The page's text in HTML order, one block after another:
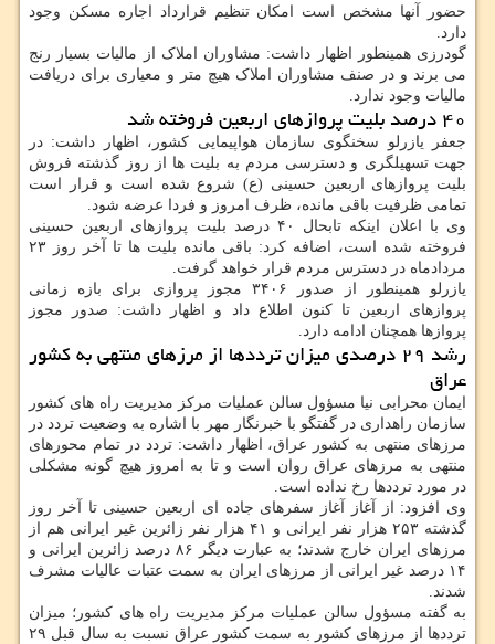
حضور آنها مشخص است امکان تنظیم قرارداد اجاره مسکن وجود
دارد.
گودرزی همینطور اظهار داشت: مشاوران املاک از مالیات بسیار رنج
می برند و در صنف مشاوران املاک هیچ متر و معیاری برای دریافت
مالیات وجود ندارد.
۴۰ درصد بلیت پروازهای اربعین فروخته شد
جعفر یازرلو سخنگوی سازمان هواپیمایی کشور، اظهار داشت: در
جهت تسهیلگری و دسترسی مردم به بلیت ها از روز گذشته فروش
بلیت پروازهای اربعین حسینی (ع) شروع شده است و قرار است
تمامی ظرفیت باقی مانده، ظرف امروز و فردا عرضه شود.
وی با اعلان اینکه تابحال ۴۰ درصد بلیت پروازهای اربعین حسینی
فروخته شده است، اضافه کرد: باقی مانده بلیت ها تا آخر روز ۲۳
مردادماه در دسترس مردم قرار خواهد گرفت.
یازرلو همینطور از صدور ۳۴۰۶ مجوز پروازی برای بازه زمانی
پروازهای اربعین تا کنون اطلاع داد و اظهار داشت: صدور مجوز
پروازها همچنان ادامه دارد.
رشد ۲۹ درصدی میزان ترددها از مرزهای منتهی به کشور
عراق
ایمان محرابی نیا مسؤول سالن عملیات مرکز مدیریت راه های کشور
سازمان راهداری در گفتگو با خبرنگار مهر با اشاره به وضعیت تردد در
مرزهای منتهی به کشور عراق، اظهار داشت: تردد در تمام محورهای
منتهی به مرزهای عراق روان است و تا به امروز هیچ گونه مشکلی
در مورد ترددها رخ نداده است.
وی افزود: از آغاز آغاز سفرهای جاده ای اربعین حسینی تا آخر روز
گذشته ۲۵۳ هزار نفر ایرانی و ۴۱ هزار نفر زائرین غیر ایرانی هم از
مرزهای ایران خارج شدند؛ به عبارت دیگر ۸۶ درصد زائرین ایرانی و
۱۴ درصد غیر ایرانی از مرزهای ایران به سمت عتبات عالیات مشرف
شدند.
به گفته مسؤول سالن عملیات مرکز مدیریت راه های کشور؛ میزان
ترددها از مرزهای کشور به سمت کشور عراق نسبت به سال قبل ۲۹